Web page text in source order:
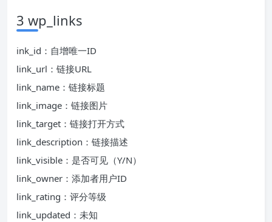
3 wp_links
ink_id：自增唯一ID
link_url：链接URL
link_name：链接标题
link_image：链接图片
link_target：链接打开方式
link_description：链接描述
link_visible：是否可见（Y/N）
link_owner：添加者用户ID
link_rating：评分等级
link_updated：未知